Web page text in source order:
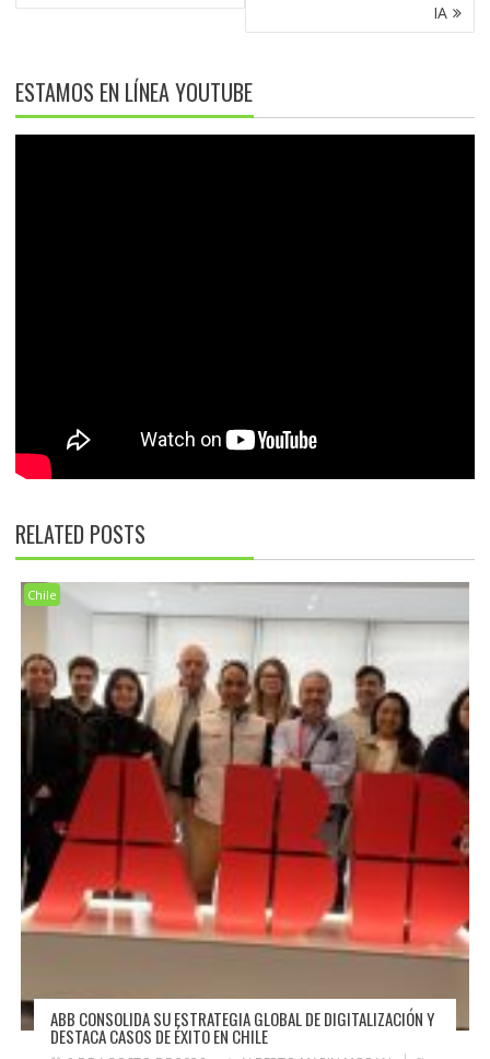
IA
ESTAMOS EN LÍNEA YOUTUBE
RELATED POSTS
Chile
ABB CONSOLIDA SU ESTRATEGIA GLOBAL DE DIGITALIZACIÓN Y
DESTACA CASOS DE ÉXITO EN CHILE